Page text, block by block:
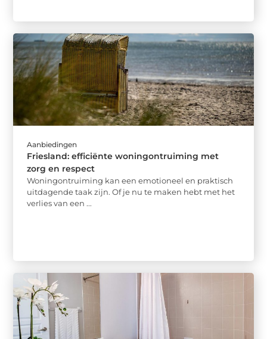
Aanbiedingen
Friesland: efficiënte woningontruiming met
zorg en respect
Woningontruiming kan een emotioneel en praktisch
uitdagende taak zijn. Of je nu te maken hebt met het
verlies van een ...